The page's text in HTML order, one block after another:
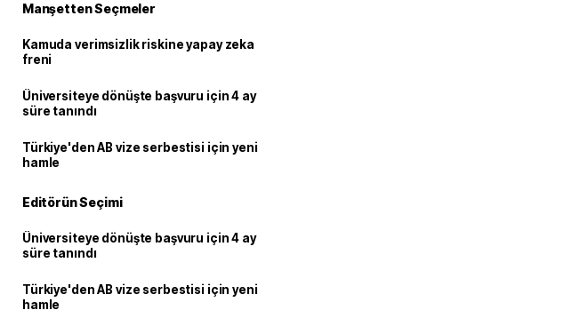
Manşetten Seçmeler
Kamuda verimsizlik riskine yapay zeka
freni
Üniversiteye dönüşte başvuru için 4 ay
süre tanındı
Türkiye'den AB vize serbestisi için yeni
hamle
Editörün Seçimi
Üniversiteye dönüşte başvuru için 4 ay
süre tanındı
Türkiye'den AB vize serbestisi için yeni
hamle